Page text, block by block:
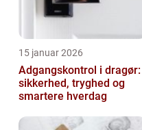
15 januar 2026
Adgangskontrol i dragør:
sikkerhed, tryghed og
smartere hverdag